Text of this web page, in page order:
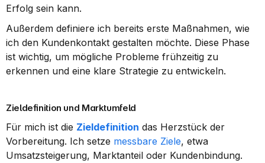
Erfolg sein kann.
Außerdem definiere ich bereits erste Maßnahmen, wie
ich den Kundenkontakt gestalten möchte. Diese Phase
ist wichtig, um mögliche Probleme frühzeitig zu
erkennen und eine klare Strategie zu entwickeln.
Zieldefinition und Marktumfeld
Für mich ist die Zieldefinition das Herzstück der
Vorbereitung. Ich setze messbare Ziele, etwa
Umsatzsteigerung, Marktanteil oder Kundenbindung.